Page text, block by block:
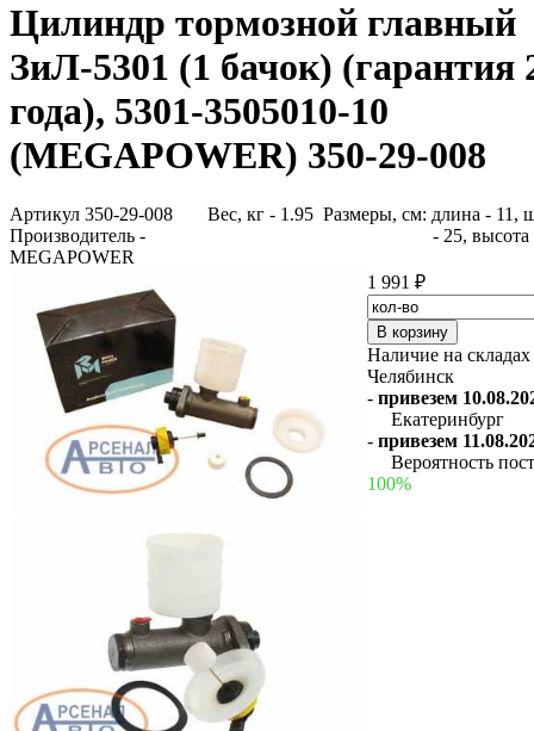
Цилиндр тормозной главный
ЗиЛ-5301 (1 бачок) (гарантия
года), 5301-3505010-10
(MEGAPOWER) 350-29-008
Артикул 350-29-008
Производитель -
MEGAPOWER
Вес, кг - 1.95 Размеры, см: длина - 11,
- 25, высота
1 991 ₽
Наличие на складах
Челябинск
- привезем
Екатеринбург
- привезем
Вероятность
100%